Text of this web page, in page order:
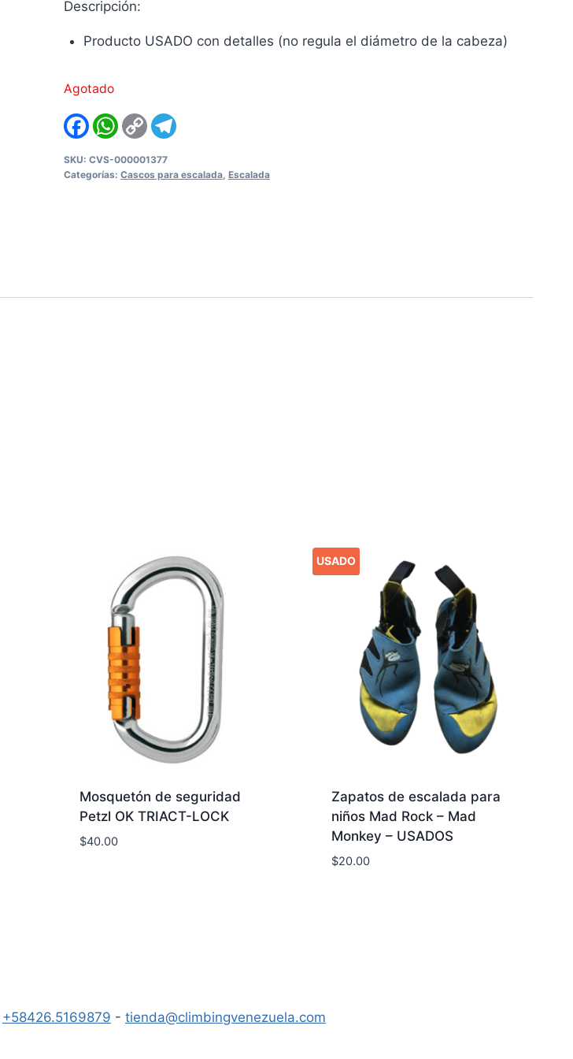
Descripción:
Producto USADO con detalles (no regula el diámetro de la cabeza)
Agotado
FacebookWhatsApp
Copy
Link
Telegram
SKU: CVS-000001377
Categorías: Cascos para escalada, Escalada
Mosquetón de seguridad
Petzl OK TRIACT-LOCK
$40.00
USADO
Zapatos de escalada para
niños Mad Rock – Mad
Monkey – USADOS
$20.00
+58426.5169879 - tienda@climbingvenezuela.com